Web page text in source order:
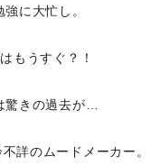
に大忙し。
もうすぐ？！
驚きの過去が…
詳のムードメーカー。